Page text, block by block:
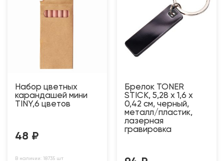
Набор цветных
карандашей мини
TINY,6 цветов
48 ₽
В наличии: 18735 шт
Брелок TONER
STICK, 5,28 x 1,6 x
0,42 см, черный,
металл/пластик,
лазерная
гравировка